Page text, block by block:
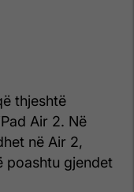
thjeshtë
Air 2. Në
në Air 2,
poashtu gjendet